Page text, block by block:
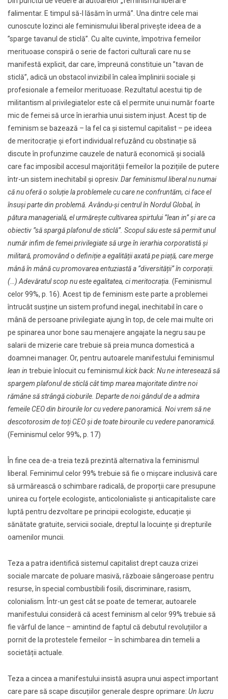
falimentar. E timpul să-l lăsăm în urmă”. Una dintre cele mai
cunoscute lozinci ale feminismului liberal privește ideea de a
”sparge tavanul de sticlă”. Cu alte cuvinte, împotriva femeilor
merituoase conspiră o serie de factori culturali care nu se
manifestă explicit, dar care, împreună constituie un ”tavan de
sticlă”, adică un obstacol invizibil în calea împlinirii sociale și
profesionale a femeilor merituoase. Rezultatul acestui tip de
militantism al privilegiatelor este că el permite unui număr foarte
mic de femei să urce în ierarhia unui sistem injust. Acest tip de
feminism se bazează – la fel ca și sistemul capitalist – pe ideea
de meritocrație și efort individual refuzând cu obstinație să
discute în profunzime cauzele de natură economică și socială
care fac imposibil accesul majorității femeilor la pozițiile de putere
într-un sistem inechitabil și opresiv. Dar feminismul liberal nu numai
că nu oferă o soluție la problemele cu care ne confruntăm, ci face el
însuși parte din problemă. Avându-și centrul în Nordul Global, în
pătura managerială, el urmărește cultivarea spirtului ”lean in” și are ca
obiectiv ”să spargă plafonul de sticlă”. Scopul său este să permit unul
număr infim de femei privilegiate să urge în ierarhia corporatistă și
militară, promovând o definiție a egalității axată pe piață, care merge
mână în mână cu promovarea entuziastă a ”diversității” în corporații.
(…) Adevăratul scop nu este egalitatea, ci meritocrația. (Feminismul
celor 99%, p. 16). Acest tip de feminism este parte a problemei
întrucât susține un sistem profund inegal, inechitabil în care o
mână de persoane privilegiate ajung în top, de cele mai multe ori
pe spinarea unor bone sau menajere angajate la negru sau pe
salarii de mizerie care trebuie să preia munca domestică a
doamnei manager. Or, pentru autoarele manifestului feminismul
lean in trebuie înlocuit cu feminismul kick back: Nu ne interesează să
spargem plafonul de sticlă cât timp marea majoritate dintre noi
rămâne să strângă cioburile. Departe de noi gândul de a admira
femeile CEO din birourile lor cu vedere panoramică. Noi vrem să ne
descotorosim de toți CEO și de toate birourile cu vedere panoramică
(Feminismul celor 99%, p. 17)
În fine cea de-a treia teză prezintă alternativa la feminismul
liberal. Feminimul celor 99% trebuie să fie o mișcare inclusivă care
să urmărească o schimbare radicală, de proporții care presupune
unirea cu forțele ecologiste, anticolonialiste și anticapitaliste care
luptă pentru dezvoltare pe principii ecologiste, educație și
sănătate gratuite, servicii sociale, dreptul la locuințe și drepturile
oamenilor muncii.
Teza a patra identifică sistemul capitalist drept cauza crizei
sociale marcate de poluare masivă, războaie sângeroase pentru
resurse, în special combustibili fosili, discriminare, rasism,
colonialism. Într-un gest cât se poate de temerar, autoarele
manifestului consideră că acest feminism al celor 99% trebuie să
fie vârful de lance – amintind de faptul că debutul revoluțiilor a
pornit de la protestele femeilor – în schimbarea din temelii a
societății actuale.
Teza a cincea a manifestului insistă asupra unui aspect important
care pare să scape discuțiilor generale despre oprimare: Un lucru